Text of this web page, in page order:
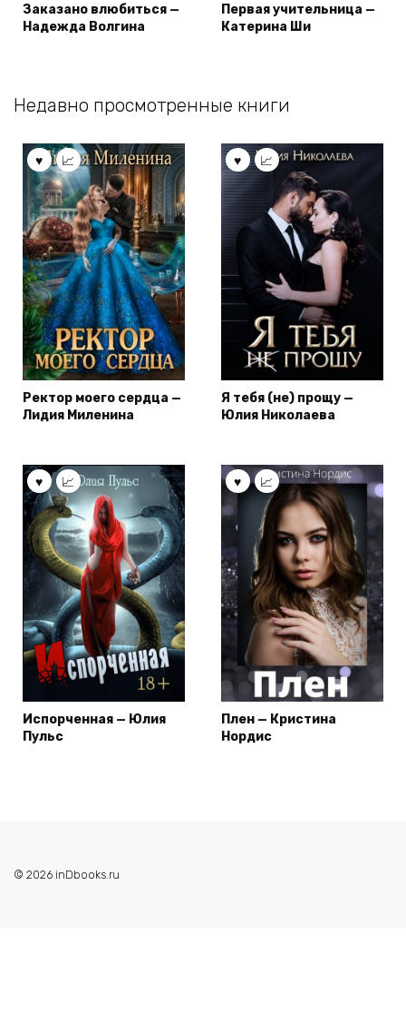
Заказано влюбиться —
Надежда Волгина
Первая учительница —
Катерина Ши
Недавно просмотренные книги
Ректор моего сердца —
Лидия Миленина
Я тебя (не) прощу —
Юлия Николаева
Испорченная — Юлия
Пульс
Плен — Кристина
Нордис
© 2026 inDbooks.ru